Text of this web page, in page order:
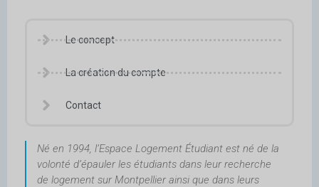
Le concept
La création du compte
Contact
Né en 1994, l’Espace Logement Étudiant est né de la
volonté d’épauler les étudiants dans leur recherche
de logement sur Montpellier ainsi que dans leurs